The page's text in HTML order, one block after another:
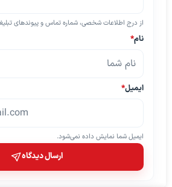
از درج اطلاعات شخصی، شماره تماس و پیوندهای
نام*
ایمیل*
ایمیل شما نمایش داده نمی‌شود.
ارسال دیدگاه